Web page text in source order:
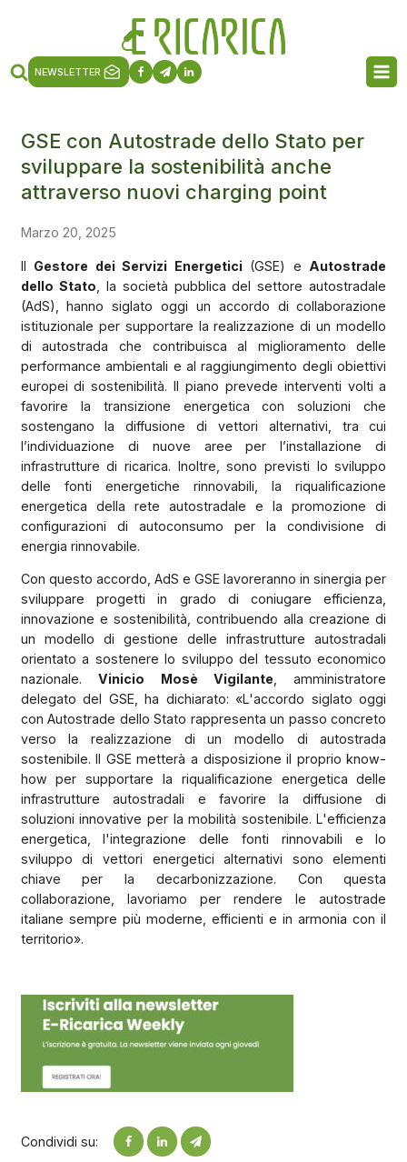
NEWSLETTER
GSE con Autostrade dello Stato per
sviluppare la sostenibilità anche
attraverso nuovi charging point
Marzo 20, 2025
Il Gestore dei Servizi Energetici(GSE) e Autostrade
dello Stato , la società pubblica del settore autostradale
(AdS), hanno siglato oggi un accordo di collaborazione
istituzionale per supportare la realizzazione di un modello
di autostrada che contribuisca al miglioramento delle
performance ambientali e al raggiungimento degli obiettivi
europei di sostenibilità. Il piano prevede interventi volti a
favorire la transizione energetica con soluzioni che
sostengano la diffusione di vettori alternativi, tra cui
l’individuazione di nuove aree per l’installazione di
infrastrutture di ricarica. Inoltre, sono previsti lo sviluppo
delle fonti energetiche rinnovabili, la riqualificazione
energetica della rete autostradale e la promozione di
configurazioni di autoconsumo per la condivisione di
energia rinnovabile.
Con questo accordo, AdS e GSE lavoreranno in sinergia per
sviluppare progetti in grado di coniugare efficienza,
innovazione e sostenibilità, contribuendo alla creazione di
un modello di gestione delle infrastrutture autostradali
orientato a sostenere lo sviluppo del tessuto economico
nazionale.Vinicio Mosè Vigilante , amministratore
delegato del GSE, ha dichiarato: «L'accordo siglato oggi
con Autostrade dello Stato rappresenta un passo concreto
verso la realizzazione di un modello di autostrada
sostenibile. Il GSE metterà a disposizione il proprio know-
how per supportare la riqualificazione energetica delle
infrastrutture autostradali e favorire la diffusione di
soluzioni innovative per la mobilità sostenibile. L'efficienza
energetica, l'integrazione delle fonti rinnovabili e lo
sviluppo di vettori energetici alternativi sono elementi
chiave per la decarbonizzazione. Con questa
collaborazione, lavoriamo per rendere le autostrade
italiane sempre più moderne, efficienti e in armonia con il
territorio».
Condividi su: